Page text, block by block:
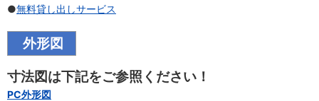
●無料貸し出しサービス
外形図
寸法図は下記をご参照ください！
PC外形図